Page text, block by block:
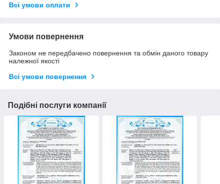
Всі умови оплати
Умови повернення
Законом не передбачено повернення та обмін даного товару
належної якості
Всі умови повернення
Подібні послуги компанії